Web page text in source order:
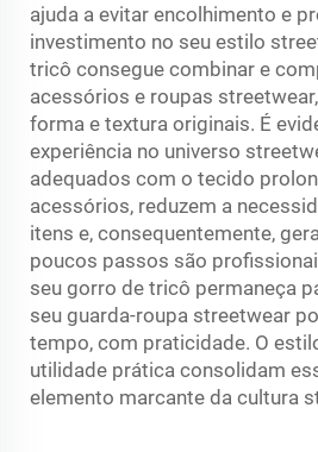
ajuda a evitar encolhimento e
investimento no seu estilo
tricô consegue combinar e
acessórios e roupas
forma e textura originais. É
experiência no universo
adequados com o tecido
acessórios, reduzem a
itens e, consequentemente,
poucos passos são
seu gorro de tricô permaneça
seu guarda-roupa streetwear
tempo, com praticidade. O
utilidade prática consolidam
elemento marcante da cultura